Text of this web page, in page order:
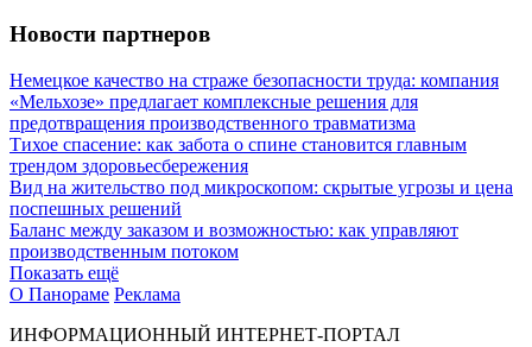
Новости партнеров
Немецкое качество на страже безопасности труда: компания
«Мельхозе» предлагает комплексные решения для
предотвращения производственного травматизма
Тихое спасение: как забота о спине становится главным
трендом здоровьесбережения
Вид на жительство под микроскопом: скрытые угрозы и цена
поспешных решений
Баланс между заказом и возможностью: как управляют
производственным потоком
Показать ещё
О Панораме Реклама
ИНФОРМАЦИОННЫЙ ИНТЕРНЕТ-ПОРТАЛ